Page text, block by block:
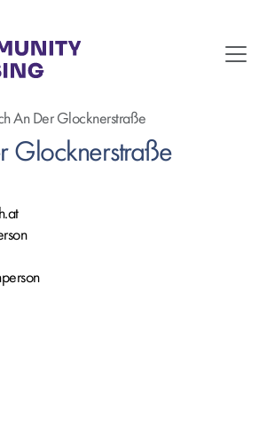
An Der Glocknerstraße
Glocknerstraße